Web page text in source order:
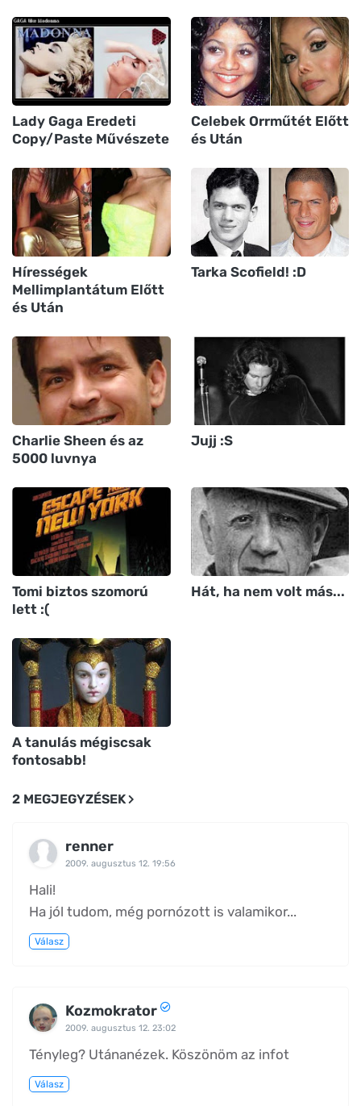
Lady Gaga Eredeti
Copy/Paste Művészete
Celebek Orrműtét Előtt
és Után
Hírességek
Mellimplantátum Előtt
és Után
Tarka Scofield! :D
Charlie Sheen és az
5000 luvnya
Jujj :S
Tomi biztos szomorú
lett :(
Hát, ha nem volt más...
A tanulás mégiscsak
fontosabb!
2 MEGJEGYZÉSEK
renner
2009. augusztus 12. 19:56
Hali!
Ha jól tudom, még pornózott is valamikor...
Válasz
Kozmokrator
2009. augusztus 12. 23:02
Tényleg? Utánanézek. Köszönöm az infot
Válasz